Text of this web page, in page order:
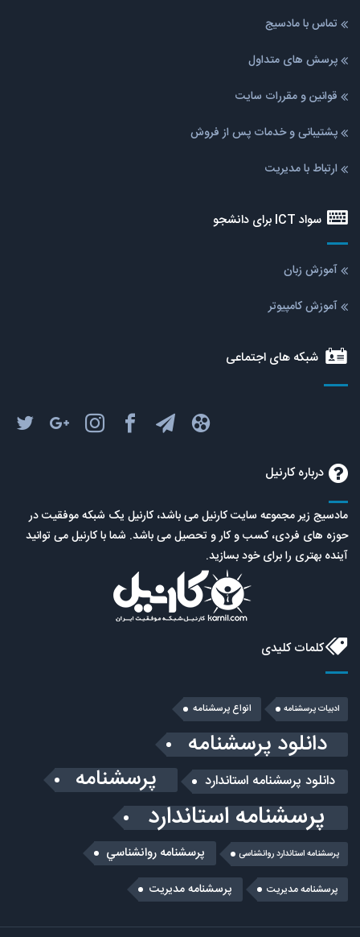
تماس با مادسیج
پرسش های متداول
قوانین و مقررات سایت
پشتیبانی و خدمات پس از فروش
ارتباط با مدیریت
سواد ICT برای دانشجو
آموزش زبان
آموزش کامپیوتر
شبکه های اجتماعی
درباره کارنیل
مادسیج زیر مجموعه سایت کارنیل می باشد، کارنیل یک شبکه موفقیت در
حوزه های فردی، کسب و کار و تحصیل می باشد. شما با کارنیل می توانید
آینده بهتری را برای خود بسازید.
کلمات کلیدی
ادبیات پرسشنامه انواع پرسشنامه
دانلود پرسشنامه
دانلود پرسشنامه استاندارد پرسشنامه
پرسشنامه استاندارد
پرسشنامه استاندارد روانشناسی پرسشنامه روانشناسي
پرسشنامه مديريت پرسشنامه مدیریت